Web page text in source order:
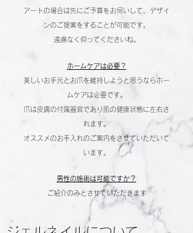
アートの場合は先にご予算をお伺いして、デザイ
ンのご提案をすることが可能です。
遠慮なく仰ってくださいね。
ホームケアは必要？
美しいお手元とお爪を維持しようと思うならホー
ムケアは必要です。
爪は皮膚の付属器官であり肌の健康状態に左右さ
れます。
オススメのお手入れのご案内をさせていただいて
います。
男性の施術は可能ですか？
ご紹介のみ​とさせていただきます